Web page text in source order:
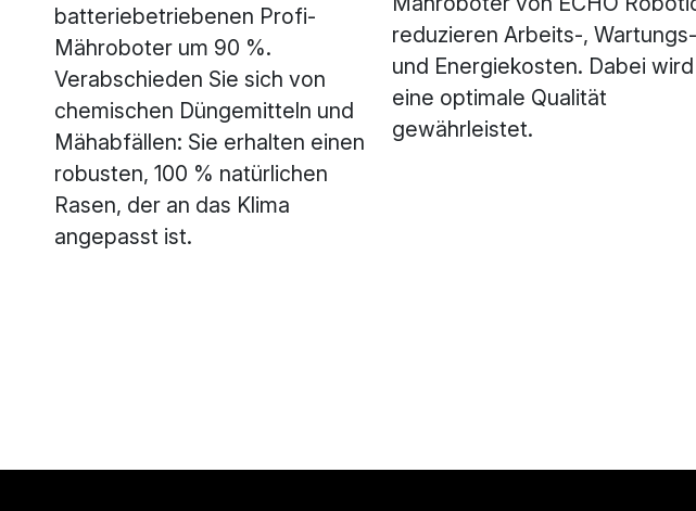
batteriebetriebenen Profi-
Mähroboter um 90 %.
Verabschieden Sie sich von
chemischen Düngemitteln und
Mähabfällen: Sie erhalten einen
robusten, 100 % natürlichen
Rasen, der an das Klima
angepasst ist.
reduzieren Arbeits-, Wartungs-
und Energiekosten. Dabei wird
eine optimale Qualität
gewährleistet.